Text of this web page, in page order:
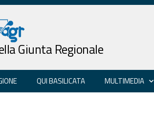
Giunta Regionale
QUI BASILICATA MULTIMEDIA